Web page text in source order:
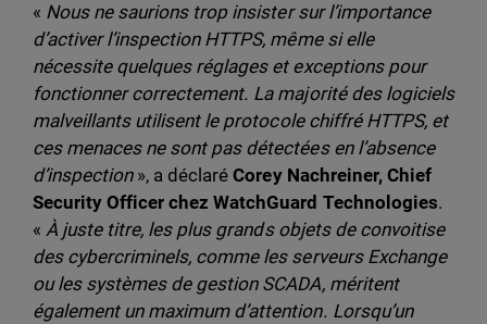
« Nous ne saurions trop insister sur l’importance
d’activer l’inspection HTTPS, même si elle
nécessite quelques réglages et exceptions pour
fonctionner correctement. La majorité des logiciels
malveillants utilisent le protocole chiffré HTTPS, et
ces menaces ne sont pas détectées en l’absence
d’inspection», a déclaréCorey Nachreiner, Chief
Security Officer chez WatchGuard Technologies.
«À juste titre, les plus grands objets de convoitise
des cybercriminels, comme les serveurs Exchange
ou les systèmes de gestion SCADA, méritent
également un maximum d’attention. Lorsqu’un